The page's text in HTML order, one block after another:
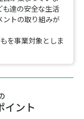
達の安全な生活
ントの取り組みが
を事業対象としま
イント